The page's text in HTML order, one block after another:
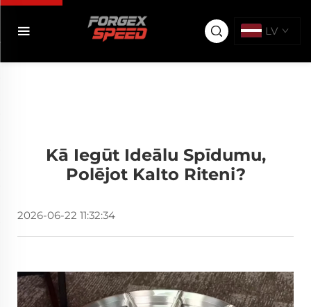
LV
Kā Iegūt Ideālu Spīdumu,
Polējot Kalto Riteni?
2026-06-22 11:32:34